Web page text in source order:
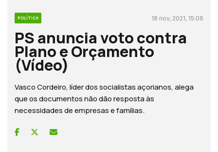
POLÍTICA 18 nov, 2021, 15:06
PS anuncia voto contra
Plano e Orçamento
(Vídeo)
Vasco Cordeiro, líder dos socialistas açorianos, alega
que os documentos não dão resposta às
necessidades de empresas e famílias.